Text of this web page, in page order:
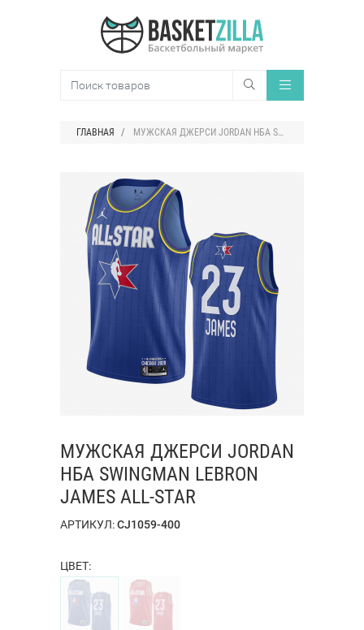
ГЛАВНАЯ МУЖСКАЯ ДЖЕРСИ JORDAN НБА SWINGMAN LEBRON JAMES ALL-STAR
МУЖСКАЯ ДЖЕРСИ JORDAN
НБА SWINGMAN LEBRON
JAMES ALL-STAR
АРТИКУЛ:CJ1059-400
ЦВЕТ: